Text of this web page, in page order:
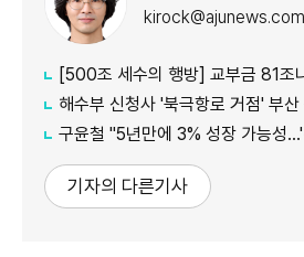
kirock@ajunews.com
[500조 세수의 행방] 교부금 81조냐 100조냐…방만
해수부 신청사 '북극항로 거점' 부산 북
구윤철 "5년만에 3% 성장 가능성…'
기자의 다른기사